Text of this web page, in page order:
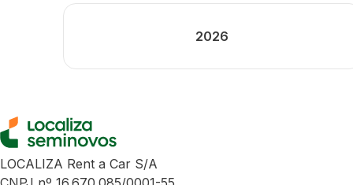
2026
LOCALIZA Rent a Car S/A